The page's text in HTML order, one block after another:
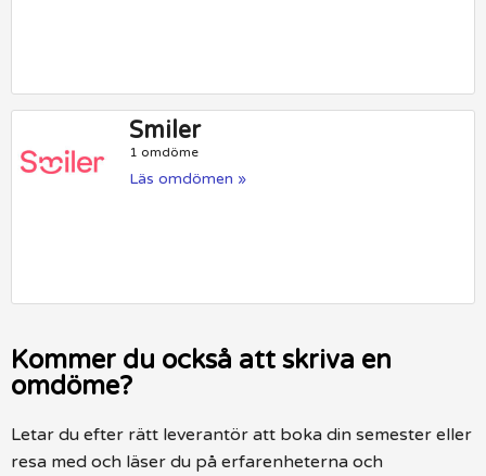
Smiler
1 omdöme
Läs omdömen »
Kommer du också att skriva en
omdöme?
Letar du efter rätt leverantör att boka din semester eller
resa med och läser du på erfarenheterna och